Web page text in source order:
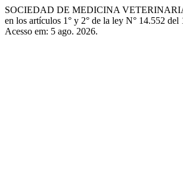
SOCIEDAD DE MEDICINA VETERINARIA
en los artículos 1° y 2° de la ley N° 14.552 del
Acesso em: 5 ago. 2026.